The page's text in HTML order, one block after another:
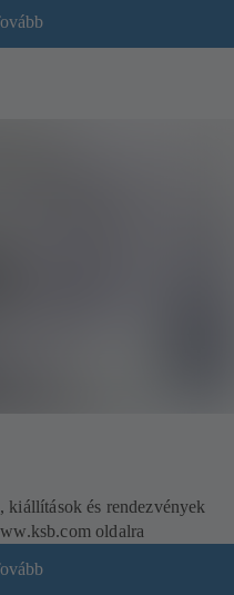
kiállítások és rendezvények
oldalra